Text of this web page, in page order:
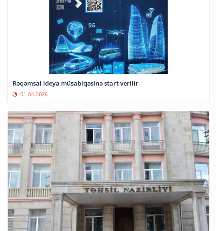
Rəqəmsal ideya müsabiqəsinə start verilir
01-04-2026